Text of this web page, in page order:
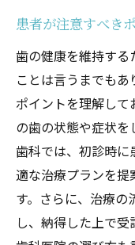
患者が注意すべき
歯の健康を維持す
ことは言うまでも
ポイントを理解し
の歯の状態や症状を
歯科では、初診時
適な治療プランを
す。さらに、治療の
し、納得した上で受